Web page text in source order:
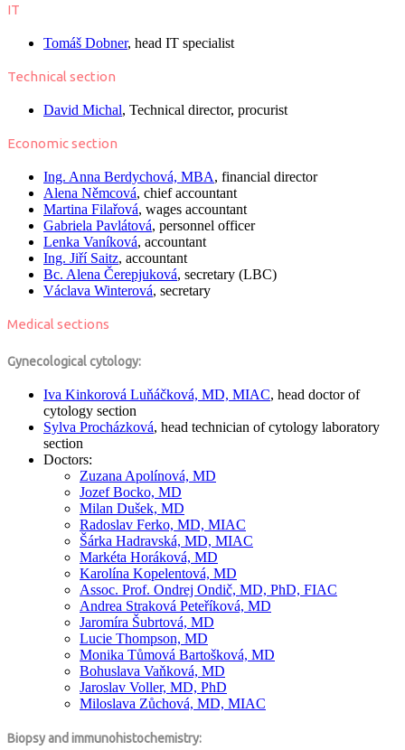
IT
Tomáš Dobner, head IT specialist
Technical section
David Michal, Technical director, procurist
Economic section
Ing. Anna Berdychová, MBA, financial director
Alena Němcová, chief accountant
Martina Filařová, wages accountant
Gabriela Pavlátová, personnel officer
Lenka Vaníková, accountant
Ing. Jiří Saitz, accountant
Bc. Alena Čerepjuková, secretary (LBC)
Václava Winterová, secretary
Medical sections
Gynecological cytology:
Iva Kinkorová Luňáčková, MD, MIAC, head doctor of
cytology section
Sylva Procházková, head technician of cytology laboratory
section
Doctors:
Zuzana Apolínová, MD
Jozef Bocko, MD
Milan Dušek, MD
Radoslav Ferko, MD, MIAC
Šárka Hadravská, MD, MIAC
Markéta Horáková, MD
Karolína Kopelentová, MD
Assoc. Prof. Ondrej Ondič, MD, PhD, FIAC
Andrea Straková Peteříková, MD
Jaromíra Šubrtová, MD
Lucie Thompson, MD
Monika Tůmová Bartošková, MD
Bohuslava Vaňková, MD
Jaroslav Voller, MD, PhD
Miloslava Zůchová, MD, MIAC
Biopsy and immunohistochemistry: